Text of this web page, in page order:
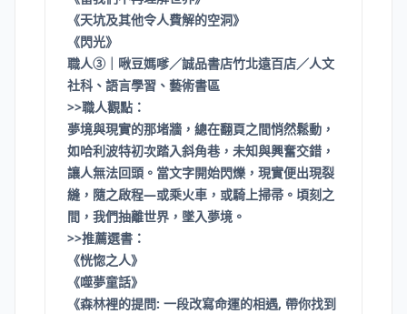
《天坑及其他令人費解的空洞》
《閃光》
職人③｜啾豆媽嗲／誠品書店竹北遠百店／人文
社科、語言學習、藝術書區
>>職人觀點：
夢境與現實的那堵牆，總在翻頁之間悄然鬆動，
如哈利波特初次踏入斜角巷，未知與興奮交錯，
讓人無法回頭。當文字開始閃爍，現實便出現裂
縫，隨之啟程—或乘火車，或騎上掃帚。頃刻之
間，我們抽離世界，墜入夢境。
>>推薦選書：​
《恍惚之人》
《噬夢童話》
《森林裡的提問: 一段改寫命運的相遇, 帶你找到